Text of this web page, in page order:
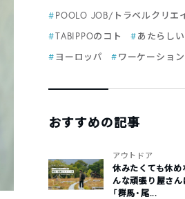
POOLO JOB/トラベルクリエ
TABIPPOのコト
あたらし
ヨーロッパ
ワーケーション
おすすめの記事
アウトドア
休みたくても休め
んな頑張り屋さん
「群馬・尾...